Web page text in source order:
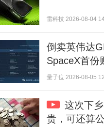
雷科技 2026-08-04
倒卖英伟达
SpaceX首份
量子位 2026-08-05
这次下
贵，可还算